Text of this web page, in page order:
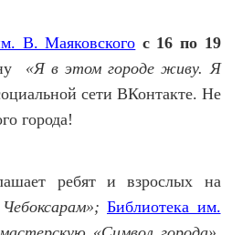
В. Маяковского с 16 по 19
«Я в этом городе живу. Я
сети ВКонтакте. Не
города!
ребят и взрослых на
Библиотека им.